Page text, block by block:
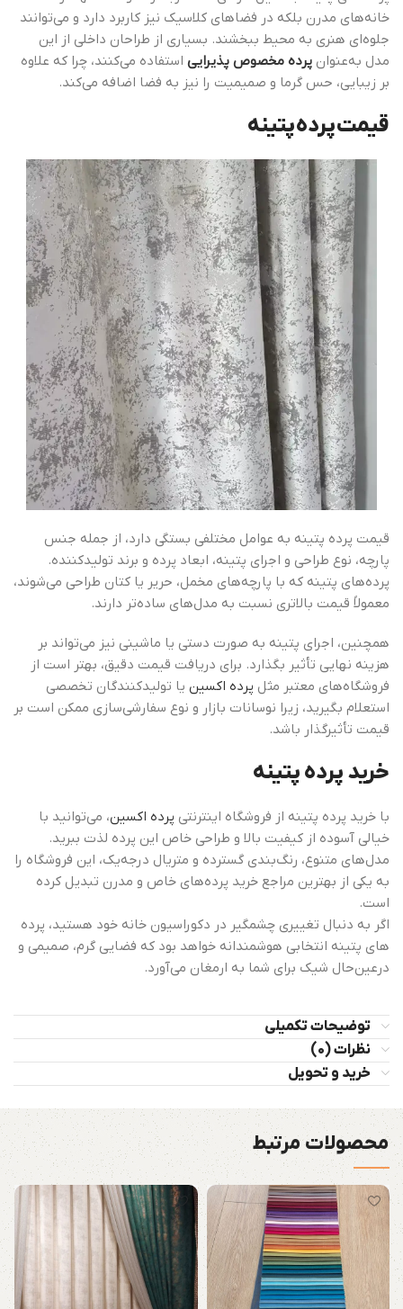
خانه‌های مدرن بلکه در فضاهای کلاسیک نیز کاربرد دارد و می‌توانند
جلوه‌ای هنری به محیط ببخشند. بسیاری از طراحان داخلی از این
مدل به‌عنوان پرده مخصوص پذیرایی استفاده می‌کنند، چرا که علاوه
بر زیبایی، حس گرما و صمیمیت را نیز به فضا اضافه می‌کند.
قیمت پرده پتینه
قیمت پرده پتینه به عوامل مختلفی بستگی دارد، از جمله جنس
پارچه، نوع طراحی و اجرای پتینه، ابعاد پرده و برند تولیدکننده.
پرده‌های پتینه که با پارچه‌های مخمل، حریر یا کتان طراحی می‌شوند،
معمولاً قیمت بالاتری نسبت به مدل‌های ساده‌تر دارند.
همچنین، اجرای پتینه به صورت دستی یا ماشینی نیز می‌تواند بر
هزینه نهایی تأثیر بگذارد. برای دریافت قیمت دقیق، بهتر است از
فروشگاه‌های معتبر مثل پرده اکسین یا تولیدکنندگان تخصصی
استعلام بگیرید، زیرا نوسانات بازار و نوع سفارشی‌سازی ممکن است بر
قیمت تأثیرگذار باشد.
خرید پرده پتینه
با خرید پرده پتینه از فروشگاه اینترنتی پرده اکسین، می‌توانید با
خیالی آسوده از کیفیت بالا و طراحی خاص این پرده لذت ببرید.
مدل‌های متنوع، رنگ‌بندی گسترده و متریال درجه‌یک، این فروشگاه را
به یکی از بهترین مراجع خرید پرده‌های خاص و مدرن تبدیل کرده
است.
اگر به دنبال تغییری چشمگیر در دکوراسیون خانه خود هستید، پرده
های پتینه انتخابی هوشمندانه خواهد بود که فضایی گرم، صمیمی و
درعین‌حال شیک برای شما به ارمغان می‌آورد.
توضیحات تکمیلی
نظرات (0)
خرید و تحویل
محصولات مرتبط